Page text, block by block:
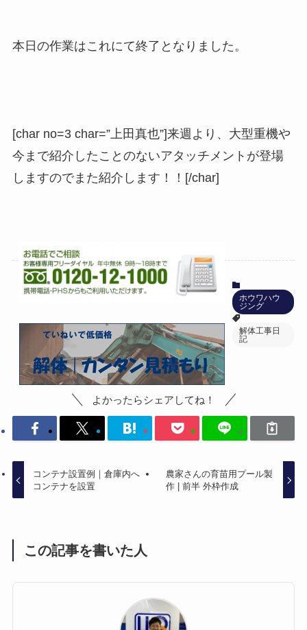
本日の作業はこれにて終了となりました。
[char no=3 char=”上田真也”]来週より、大型重機や
今まで紹介したことのないアタッチメントが登場
しますのでまた紹介します！！[/char]
ホウワハウ
ジング
解体工事日
記
よかったらシェアしてね！
コンテナ設置例｜倉庫内へ
コンテナを設置
農家さんの育苗用プール製
作 | 前半 外枠作成
この記事を書いた人